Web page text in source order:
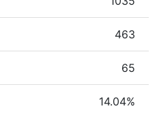
463
65
14.04%